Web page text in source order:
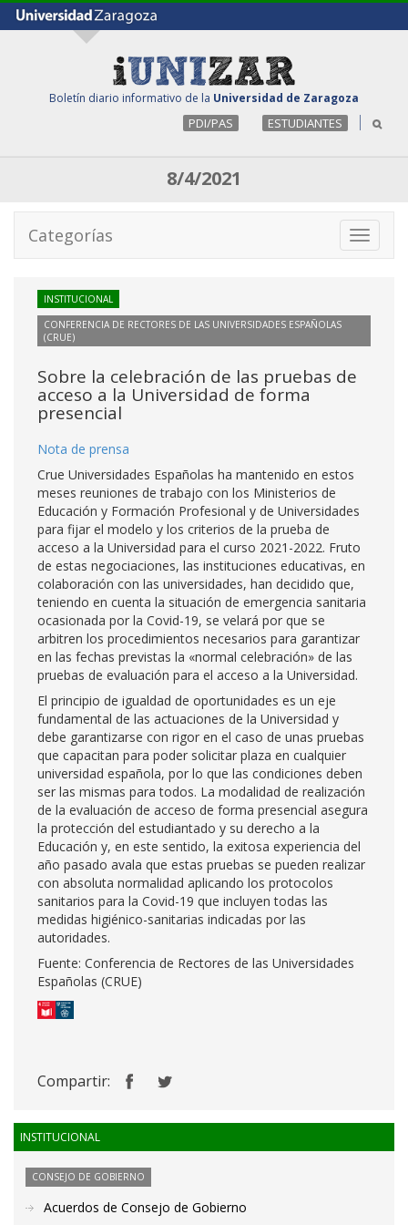
Boletín diario informativo de la Universidad de Zaragoza
PDI/PAS ESTUDIANTES
8/4/2021
Toggle
Categorías
INSTITUCIONAL
CONFERENCIA DE RECTORES DE LAS UNIVERSIDADES ESPAÑOLAS
(CRUE)
Sobre la celebración de las pruebas de
acceso a la Universidad de forma
presencial
Nota de prensa
Crue Universidades Españolas ha mantenido en estos
meses reuniones de trabajo con los Ministerios de
Educación y Formación Profesional y de Universidades
para fijar el modelo y los criterios de la prueba de
acceso a la Universidad para el curso 2021-2022. Fruto
de estas negociaciones, las instituciones educativas, en
colaboración con las universidades, han decidido que,
teniendo en cuenta la situación de emergencia sanitaria
ocasionada por la Covid-19, se velará por que se
arbitren los procedimientos necesarios para garantizar
en las fechas previstas la «normal celebración» de las
pruebas de evaluación para el acceso a la Universidad.
El principio de igualdad de oportunidades es un eje
fundamental de las actuaciones de la Universidad y
debe garantizarse con rigor en el caso de unas pruebas
que capacitan para poder solicitar plaza en cualquier
universidad española, por lo que las condiciones deben
ser las mismas para todos. La modalidad de realización
de la evaluación de acceso de forma presencial asegura
la protección del estudiantado y su derecho a la
Educación y, en este sentido, la exitosa experiencia del
año pasado avala que estas pruebas se pueden realizar
con absoluta normalidad aplicando los protocolos
sanitarios para la Covid-19 que incluyen todas las
medidas higiénico-sanitarias indicadas por las
autoridades.
Fuente: Conferencia de Rectores de las Universidades
Españolas (CRUE)
Compartir:
INSTITUCIONAL
CONSEJO DE GOBIERNO
Acuerdos de Consejo de Gobierno